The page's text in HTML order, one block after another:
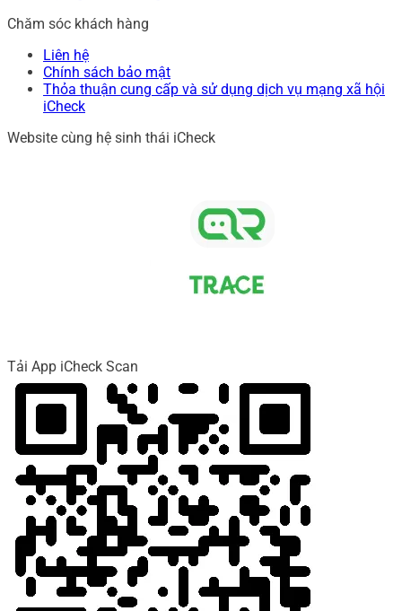
Chăm sóc khách hàng
Liên hệ
Chính sách bảo mật
Thỏa thuận cung cấp và sử dụng dịch vụ mạng xã hội
iCheck
Website cùng hệ sinh thái iCheck
Tải App iCheck Scan